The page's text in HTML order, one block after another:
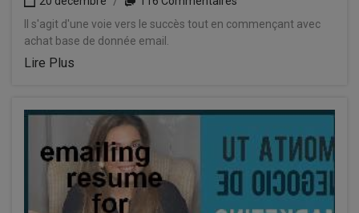
Il s'agit d'une voie vers le succès tout en commençant avec
achat base de donnée email.
Lire Plus